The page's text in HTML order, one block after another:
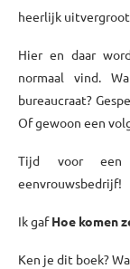
heerlijk
Hier en daar
normaal vind.
bureaucraat?
Of gewoon een
Tijd voor een
eenvrouwsbedrijf!
Ik gafHoe komen
Ken je dit boek?